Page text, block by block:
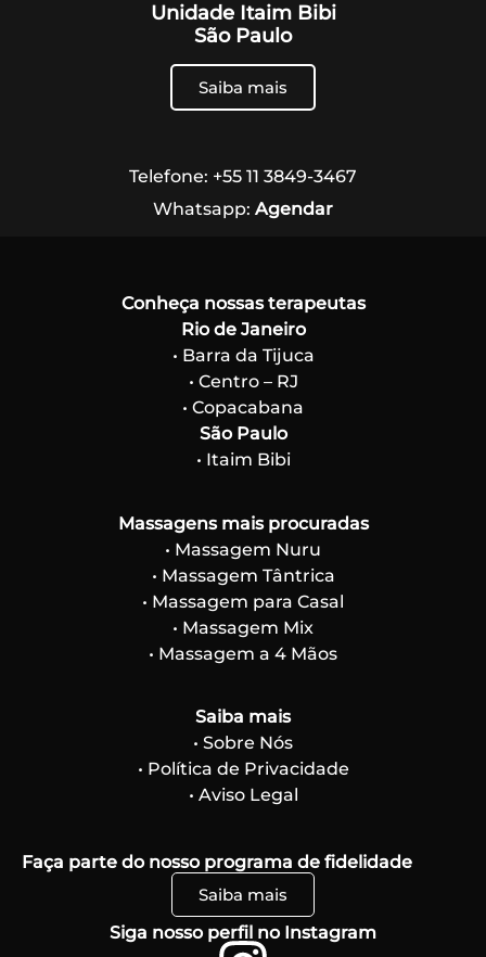
Unidade Itaim Bibi
São Paulo
Saiba mais
Telefone: +55 11 3849-3467
Whatsapp: Agendar
Conheça nossas terapeutas
Rio de Janeiro
• Barra da Tijuca
• Centro – RJ
• Copacabana
São Paulo
• Itaim Bibi
Massagens mais procuradas
• Massagem Nuru
• Massagem Tântrica
• Massagem para Casal
• Massagem Mix
• Massagem a 4 Mãos
Saiba mais
• Sobre Nós
• Política de Privacidade
• Aviso Legal
Faça parte do nosso programa de fidelidade
Saiba mais
Siga nosso perfil no Instagram